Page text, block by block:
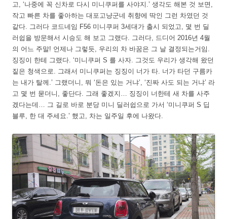
고, ‘나중에 꼭 신차로 다시 미니쿠퍼를 사야지.’ 생각도 해본 것 보면,
작고 빠른 차를 좋아하는 대포고냥군네 취향에 딱인 그런 차였던 것
같다. 그러다 코드네임 F56 미니쿠퍼 3세대가 출시 되었고, 몇 번 딜
러쉽을 방문해서 시승도 해 보고 그랬다. 그러다, 드디어 2016년 4월
의 어느 주말! 언제나 그렇듯, 우리의 차 바꿈은 그 날 결정되는거임.
징징이 한테 그랬다. ‘미니쿠퍼 S 를 사자. 그것도 우리가 생각해 왔던
짙은 청색으로. 그래서 미니쿠퍼는 징징이 너가 타. 너가 타던 구름카
는 내가 탈께.’ 그랬더니, 뭐 ‘돈은 있는 거냐’, ‘진짜 사도 되는 거냐’ 라
고 몇 번 묻더니, 좋단다. 그래 좋겠지… 징징이 너한테 새 차를 사주
겠다는데… 그 길로 바로 분당 미니 딜러쉽으로 가서 ‘미니쿠퍼 S 딥
블루, 한 대 주세요.’ 했고, 차는 일주일 후에 나왔다.